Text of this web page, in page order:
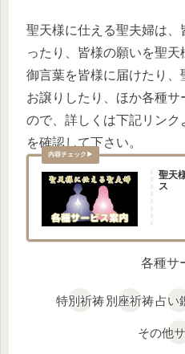
聖天様に仕える聖夫婦は
ったり、皆様の願いを聖
御言葉を皆様に届けたり
お譲りしたり、ほか各種
ので、詳しくは下記リン
を確認して下さい。
聖天
ス
各種サ
特別祈祷別座祈祷占い
その他